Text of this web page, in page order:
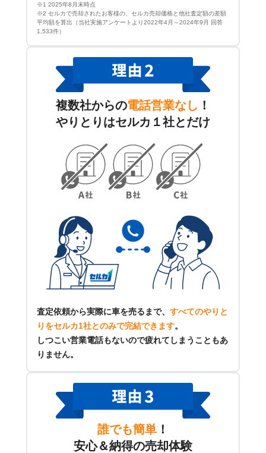
※1 2025年8月末時点
※2 セルカで売却されたお客様の、セルカ売却価格と他社査定額の差額
平均額を算出（当社実施アンケートより2022年4月～2024年9月 回答
1,533件）
複数社からの電話営業なし ！
やりとりはセルカ１社とだけ
査定依頼から実際に車を売るまで、 すべてのやりと
りをセルカ1社とのみで完結できます。
しつこい営業電話もないので疲れてしまうこともあ
りません。
誰でも簡単 ！
安心＆納得の売却体験